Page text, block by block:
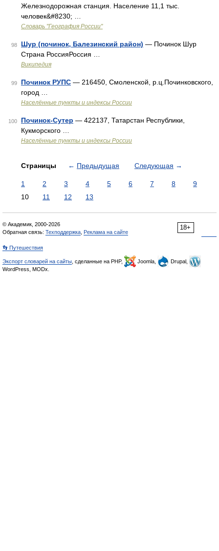
Железнодорожная станция. Население 11,1 тыс.
человек&#8230; …
Словарь "География России"
98 Шур (починок, Балезинский район) — Починок Шур
Страна РоссияРоссия …
Википедия
99 Починок РУПС — 216450, Смоленской, р.ц.Починковского,
город …
Населённые пункты и индексы России
100 Починок-Cутер — 422137, Татарстан Республики,
Кукморского …
Населённые пункты и индексы России
Страницы ← Предыдущая Следующая →
1 2 3 4 5 6 7 8
9
10
11 12 13
18+
© Академик, 2000-2026
Обратная связь: Техподдержка Реклама на сайте
👣 Путешествия
Экспорт словарей на сайты , сделанные на PHP, Joomla,
Drupal,
WordPress, MODx.